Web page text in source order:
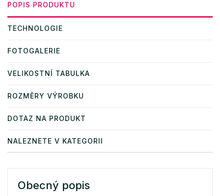
POPIS PRODUKTU
TECHNOLOGIE
FOTOGALERIE
VELIKOSTNÍ TABULKA
ROZMĚRY VÝROBKU
DOTAZ NA PRODUKT
NALEZNETE V KATEGORII
Obecný popis